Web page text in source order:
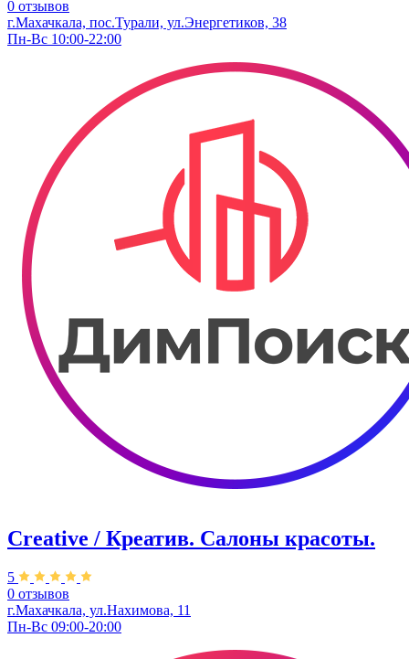
0 отзывов
г.Махачкала, пос.Турали, ул.Энергетиков, 38
Пн-Вс 10:00-22:00
Creative / Креатив. Салоны красоты.
5
0 отзывов
г.Махачкала, ул.Нахимова, 11
Пн-Вс 09:00-20:00